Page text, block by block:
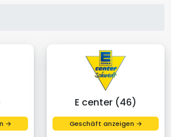
→
E center (46)
Geschäft anzeigen →